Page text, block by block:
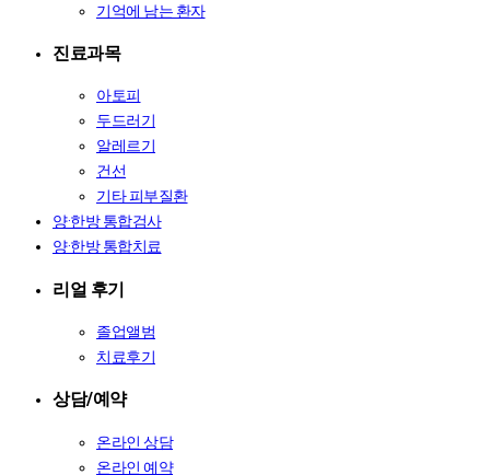
기억에 남는 환자
진료과목
아토피
두드러기
알레르기
건선
기타 피부질환
양·한방 통합검사
양·한방 통합치료
리얼 후기
졸업앨범
치료후기
상담/예약
온라인 상담
온라인 예약